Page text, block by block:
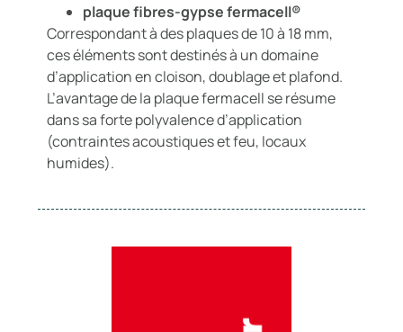
plaque fibres-gypse fermacell®
Correspondant à des plaques de 10 à 18 mm,
ces éléments sont destinés à un domaine
d’application en cloison, doublage et plafond.
L’avantage de la plaque fermacell se résume
dans sa forte polyvalence d’application
(contraintes acoustiques et feu, locaux
humides).